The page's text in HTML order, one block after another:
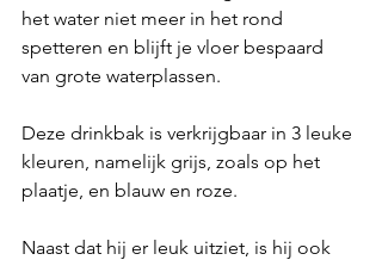
het water niet meer in het rond
spetteren en blijft je vloer bespaard
van grote waterplassen.
Deze drinkbak is verkrijgbaar in 3 leuke
kleuren, namelijk grijs, zoals op het
plaatje, en blauw en roze.
Naast dat hij er leuk uitziet, is hij ook